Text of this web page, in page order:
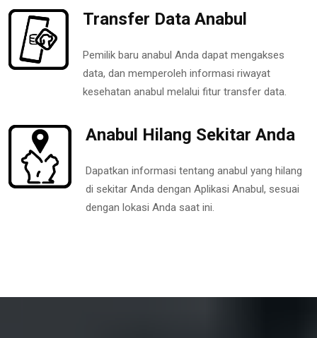
Transfer Data Anabul
Pemilik baru anabul Anda dapat mengakses
data, dan memperoleh informasi riwayat
kesehatan anabul melalui fitur transfer data.
Anabul Hilang Sekitar Anda
Dapatkan informasi tentang anabul yang hilang
di sekitar Anda dengan Aplikasi Anabul, sesuai
dengan lokasi Anda saat ini.